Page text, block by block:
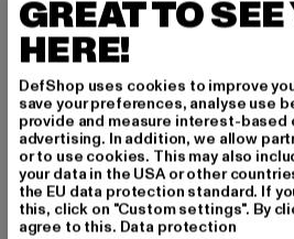
MÄNNER
FRAUEN
E-MAIL
Informationen dazu, wie DefShop mit
in unserer Datenschutzerklärung. Du
abmelden.Datenschutzerklärung lesen.
GREAT TO SEE
HERE!
DefShop uses cookies to improve
save your preferences, analyse use
provide and measure interest-based
advertising. In addition, we allow
or to use cookies. This may also
your data in the USA or other
the EU data protection standard. If
this, click on "Custom settings". By
agree to this. Data protection